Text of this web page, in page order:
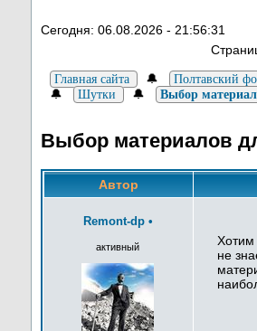
Сегодня: 06.08.2026 - 21:56:31
Главная сайта 🔔 Полтавский
🔔 Шутки 🔔 Выбор
Выбор материалов
Автор
Remont-dp •
активный
Хотим
не